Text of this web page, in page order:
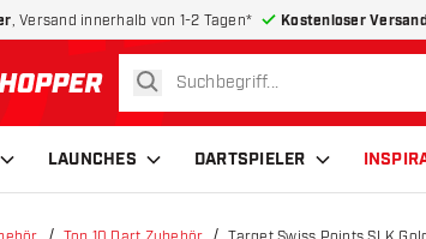
, Versand innerhalb von 1-2 Tagen* Kostenloser
zur Startseite
suchen
LAUNCHES DARTSPIELER